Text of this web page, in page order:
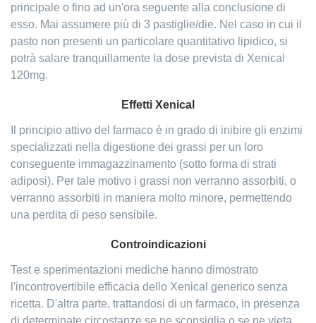
principale o fino ad un'ora seguente alla conclusione di
esso. Mai assumere più di 3 pastiglie/die. Nel caso in cui il
pasto non presenti un particolare quantitativo lipidico, si
potrà salare tranquillamente la dose prevista di Xenical
120mg.
Effetti Xenical
Il principio attivo del farmaco è in grado di inibire gli enzimi
specializzati nella digestione dei grassi per un loro
conseguente immagazzinamento (sotto forma di strati
adiposi). Per tale motivo i grassi non verranno assorbiti, o
verranno assorbiti in maniera molto minore, permettendo
una perdita di peso sensibile.
Controindicazioni
Test e sperimentazioni mediche hanno dimostrato
l'incontrovertibile efficacia dello Xenical generico senza
ricetta. D'altra parte, trattandosi di un farmaco, in presenza
di determinate circostanze se ne sconsiglia o se ne vieta